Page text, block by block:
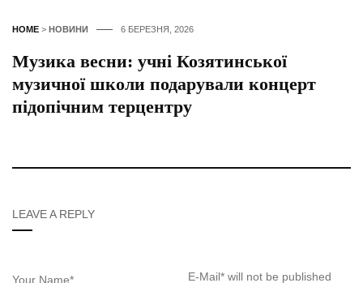
HOME > НОВИНИ 6 БЕРЕЗНЯ, 2026
Музика весни: учні Козятинської
музичної школи подарували концерт
підопічним терцентру
LEAVE A REPLY